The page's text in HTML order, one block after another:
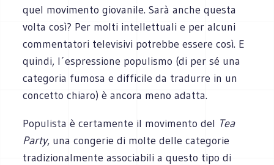
quel movimento giovanile. Sarà anche questa
volta così? Per molti intellettuali e per alcuni
commentatori televisivi potrebbe essere così. E
quindi, l´espressione populismo (di per sé una
categoria fumosa e difficile da tradurre in un
concetto chiaro) è ancora meno adatta.
Populista è certamente il movimento del Tea
Party, una congerie di molte delle categorie
tradizionalmente associabili a questo tipo di